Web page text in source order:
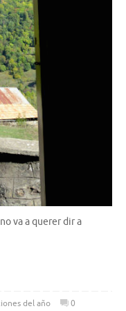
va a querer dir a
del año 0